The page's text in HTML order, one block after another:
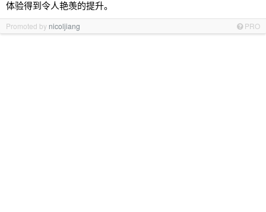
体验得到令人艳羡的提升。
Promoted by nicoljiang PRO